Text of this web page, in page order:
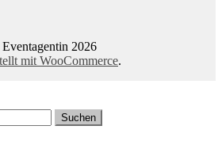
2026
mit WooCommerce.
Suchen